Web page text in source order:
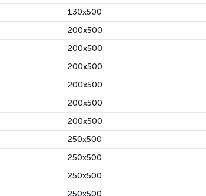
130x500
200x500
200x500
200x500
200x500
200x500
200x500
250x500
250x500
250x500